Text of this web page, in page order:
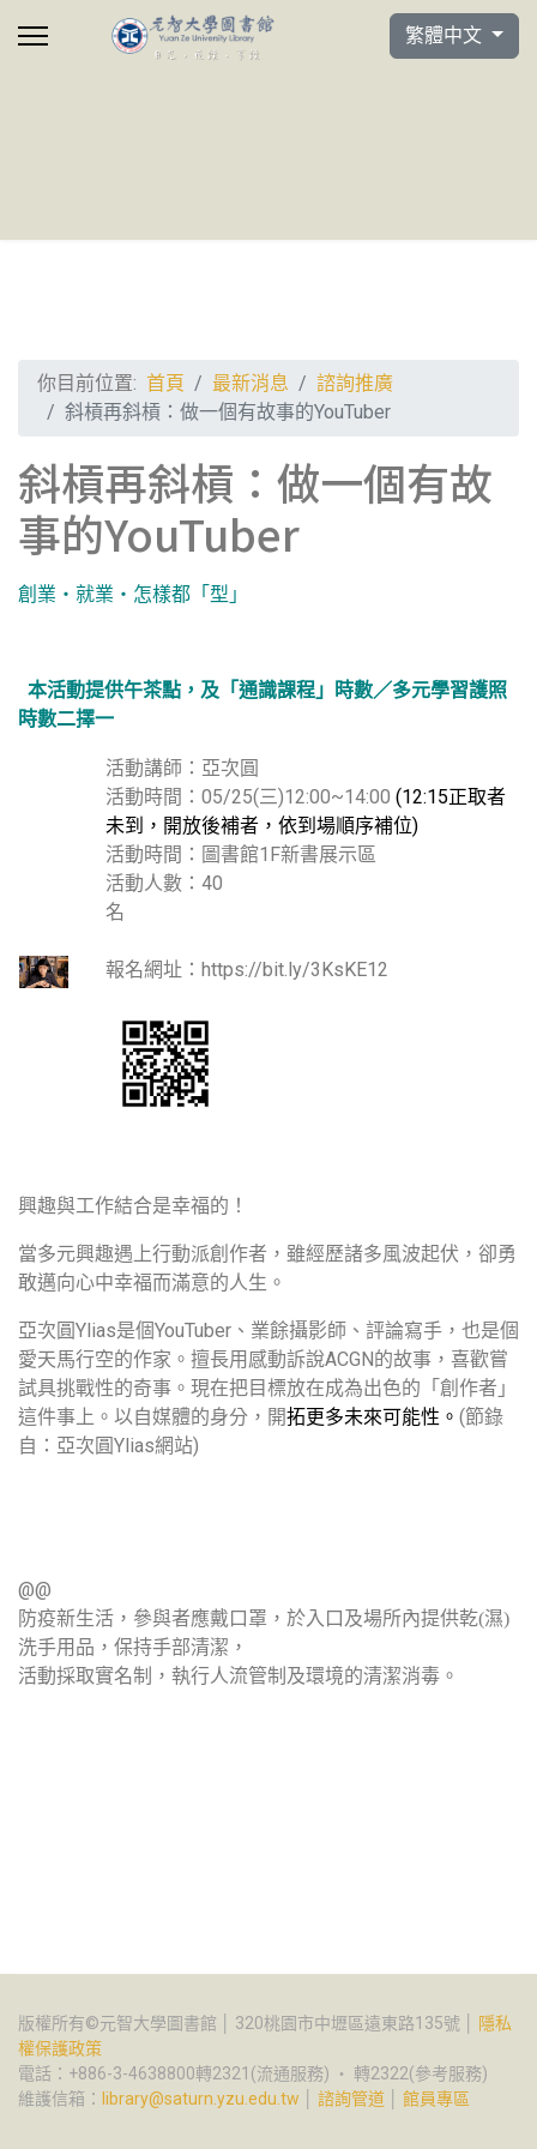
選擇你的語言
繁體中文
你目前位置: 首頁 最新消息
諮詢推廣
斜槓再斜槓：做一個有故事的YouTuber
斜槓再斜槓：做一個有故
事的YouTuber
創業‧就業‧怎樣都「型」
本活動提供午茶點，及「通識課程」時數／多元學習護照
時數二擇一
活動講師：亞次圓
活動時間：05/25(三)12:00~14:00 (12:15正取者
未到，開放後補者，依到場順序補位)
活動時間：圖書館1F新書展示區
活動人數：40
名
報名網址： https://bit.ly/3KsKE12
興趣與工作結合是幸福的！
當多元興趣遇上行動派創作者，雖經歷諸多風波起伏，卻勇
敢邁向心中幸福而滿意的人生。
亞次圓 Ylias是個YouTuber 、業餘攝影師、評論寫手，也是個
愛天馬行空的作家。擅長用感動訴說ACGN的故事，喜歡嘗
試具挑戰性的奇事。現在把目標放在成為出色的「創作者」
這件事上。 以自媒體的身分，開拓更多未來可能性。 (節錄
自：亞次圓 Ylias網站)
@@
防疫新生活，參與者應戴口罩，於入口及場所內提供乾(濕)
洗手用品，保持手部清潔，
活動採取實名制，執行人流管制及環境的清潔消毒。
版權所有©元智大學圖書館 │ 320桃園市中壢區遠東路135號 │
隱私
權保護政策
電話：+886-3-4638800轉2321(流通服務) ‧ 轉2322(參考服務)
維護信箱： library@saturn.yzu.edu.tw 諮詢管道 館員專區